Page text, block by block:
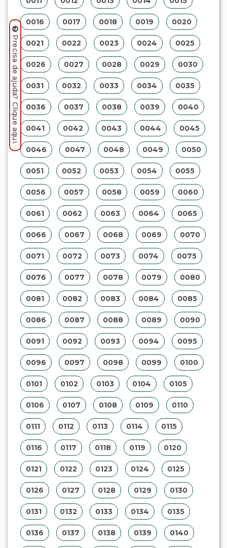
0016 0017 0018 0019 0020
0021 0022 0023 0024 0025
0026 0027 0028 0029 0030
0031 0032 0033 0034 0035
0036 0037 0038 0039 0040
0041 0042 0043 0044 0045
0046 0047 0048 0049 0050
0051 0052 0053 0054 0055
0056 0057 0058 0059 0060
0061 0062 0063 0064 0065
0066 0067 0068 0069 0070
0071 0072 0073 0074 0075
0076 0077 0078 0079 0080
0081 0082 0083 0084 0085
0086 0087 0088 0089 0090
0091 0092 0093 0094 0095
0096 0097 0098 0099 0100
0101 0102 0103 0104 0105
0106 0107 0108 0109 0110
0111 0112 0113 0114 0115
0116 0117 0118 0119 0120
0121 0122 0123 0124 0125
0126 0127 0128 0129 0130
0131 0132 0133 0134 0135
0136 0137 0138 0139 0140
Precisa de ajuda? Clique aqui.